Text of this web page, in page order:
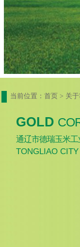
当前位置：首页 > 关
GOLD
通辽市德瑞玉米工
TONGLIAO